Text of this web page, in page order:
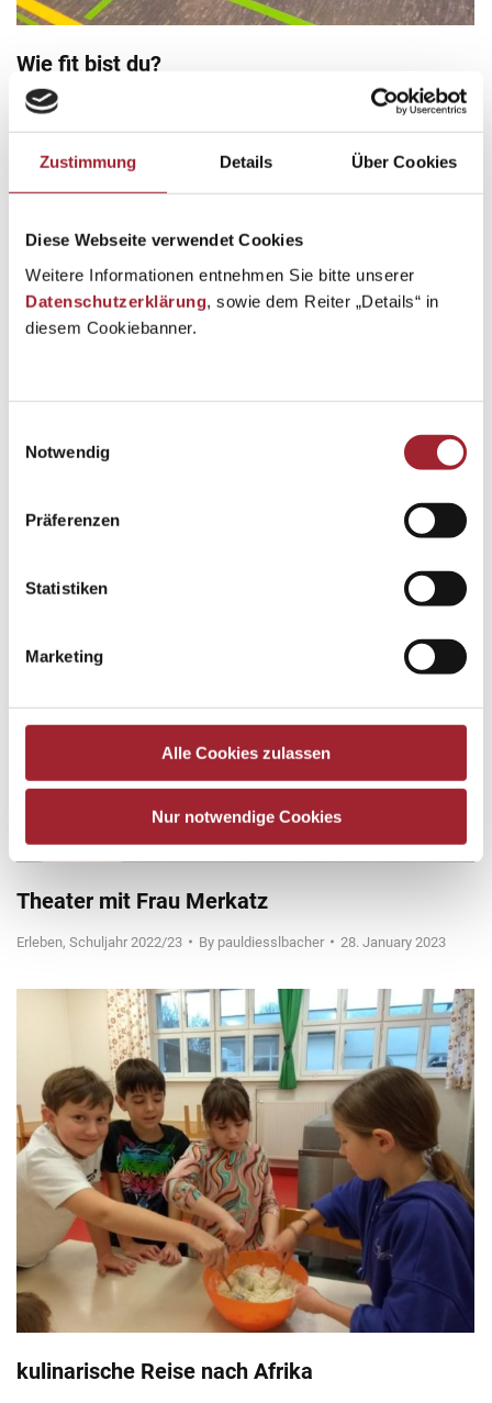
Zustimmung Details Über Cookies
Diese Webseite verwendet Cookies
Weitere Informationen entnehmen Sie bitte unserer
Datenschutzerklärung, sowie dem Reiter „Details“ in
diesem Cookiebanner.
Notwendig
Präferenzen
Statistiken
Marketing
Alle Cookies zulassen
Nur notwendige Cookies
Wie fit bist du?
Erleben
pauldiesslbacher
28. January 2023
Projekt: Wie fit bist du? sportmotorische Testung der 2.
Theater mit Frau Merkatz
Erleben, Schuljahr 2022/23 By pauldiesslbacher 28. January 2023
kulinarische Reise nach Afrika